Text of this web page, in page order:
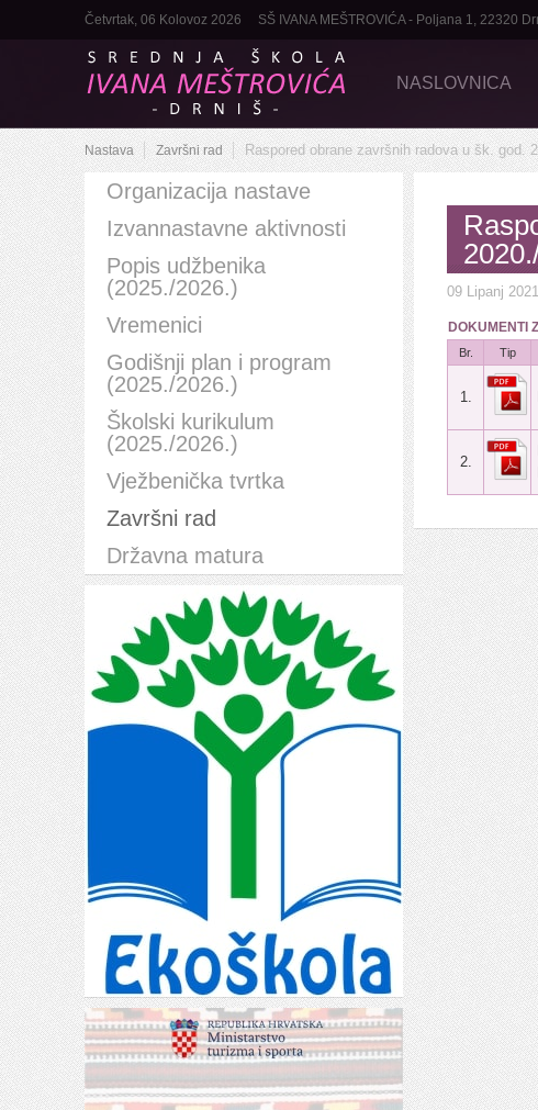
Četvrtak, 06 Kolovoz 2026 SŠ IVANA MEŠTROVIĆA - Poljana 1, 22320
NASLOVNICA
Nastava Završni rad Raspored obrane završnih radova u šk. god.
09 Lipanj 2021
DOKUMENTI
Br. Tip
1.
2.
Organizacija nastave
Izvannastavne aktivnosti
Popis udžbenika
(2025./2026.)
Vremenici
Godišnji plan i program
(2025./2026.)
Školski kurikulum
(2025./2026.)
Vježbenička tvrtka
Završni rad
Državna matura